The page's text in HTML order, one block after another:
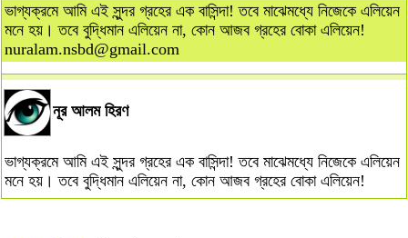
ভাগ্যক্রমে আমি এই সুন্দর গ্রহের এক বাসিন্দা! তবে মাঝেমধ্যে নিজেকে এলিয়েন
মনে হয়। তবে বুদ্ধিমান এলিয়েন না, কোন আজব গ্রহের বোকা এলিয়েন!
nuralam.nsbd@gmail.com
নূর আলম হিরণ
ভাগ্যক্রমে আমি এই সুন্দর গ্রহের এক বাসিন্দা! তবে মাঝেমধ্যে নিজেকে এলিয়েন
মনে হয়। তবে বুদ্ধিমান এলিয়েন না, কোন আজব গ্রহের বোকা এলিয়েন!